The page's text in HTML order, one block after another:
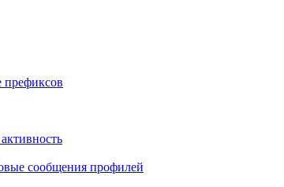
префиксов
сообщения профилей